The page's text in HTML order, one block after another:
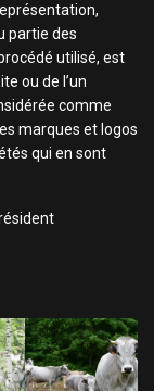
partie des
utilisé, est
ou de l’un
comme
marques et logos
qui en sont